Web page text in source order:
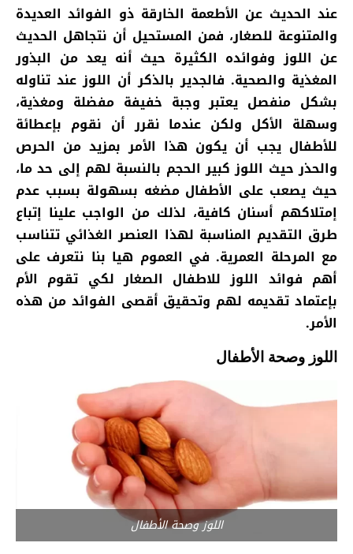
عند الحديث عن الأطعمة الخارقة ذو الفوائد العديدة
والمتنوعة للصغار، فمن المستحيل أن نتجاهل الحديث
عن اللوز وفوائده الكثيرة حيث أنه يعد من البذور
المغذية والصحية. فالجدير بالذكر أن اللوز عند تناوله
بشكل منفصل يعتبر وجبة خفيفة مفضلة ومغذية،
وسهلة الأكل ولكن عندما نقرر أن نقوم بإعطائة
للأطفال يجب أن يكون هذا الأمر بمزيد من الحرص
والحذر حيث اللوز كبير الحجم بالنسبة لهم إلى حد ما،
حيث يصعب على الأطفال مضغه بسهولة بسبب عدم
إمتلاكهم أسنان كافية، لذلك من الواجب علينا إتباع
طرق التقديم المناسبة لهذا العنصر الغذائي تتناسب
مع المرحلة العمرية. في العموم هيا بنا نتعرف على
أهم فوائد اللوز للاطفال الصغار لكي تقوم الأم
بإعتماد تقديمه لهم وتحقيق أقصى الفوائد من هذه
الأمر.
اللوز وصحة الأطفال
اللوز وصحة الأطفال